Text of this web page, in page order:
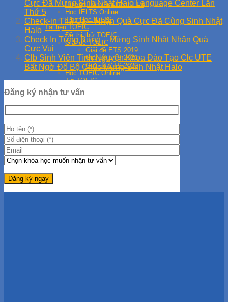
Hướng Dẫn Giải Đề IELTS
Học IELTS Online
Tips Học IELTS
Tài liệu TOEIC
Đề thi thử TOEIC
Giải đề TOEIC
Giải đề ETS 2019
Giải đề ETS 2021
Giải đề ETS 2020
Học TOEIC Online
Tip TOEIC
Series 30 Ngày Học TOEIC
Cực Đã Mừng Sinh Nhật Halo Language Center Lần
Thứ 5
Check-in Thả Ga – Nhận Quà Cực Đã Cùng Sinh Nhật
Halo
Check In Từng Bừng – Mừng Sinh Nhật Nhận Quà
Cực Vui
Clb Sinh Viên Tình Nguyện Khoa Đào Tạo Clc UTE
Bất Ngờ Đổ Bộ Chúc Mừng Sinh Nhật Halo
Đăng ký nhận tư vấn